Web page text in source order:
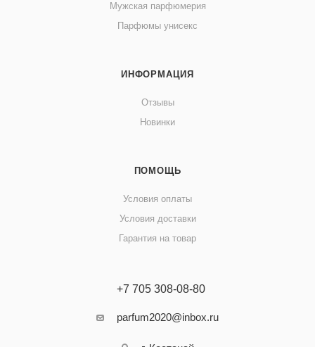
Мужская парфюмерия
Парфюмы унисекс
ИНФОРМАЦИЯ
Отзывы
Новинки
ПОМОЩЬ
Условия оплаты
Условия доставки
Гарантия на товар
+7 705 308-08-80
parfum2020@inbox.ru